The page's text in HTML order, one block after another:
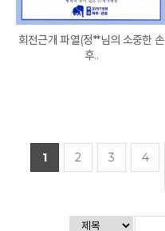
회전근개 파열(정**님의 소중한 손
후..
1 2 3 4